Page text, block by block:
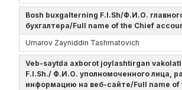
Bosh buxgalterning F.I.Sh/Ф.И.О.
бухгалтера/Full name of the Chief
Umarov Zayniddin Tashmatovich
Veb-saytda axborot joylashtirgan
F.I.Sh./ Ф.И.О. уполномоченного лица,
информацию на веб-сайте/Full name of